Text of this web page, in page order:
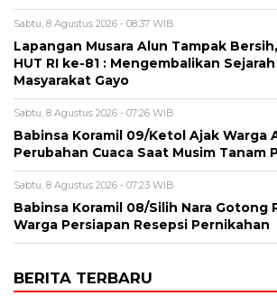
Sabtu, 8 Agustus 2026 - 08:37 WIB
Lapangan Musara Alun Tampak
HUT RI ke-81 : Mengembalikan
Masyarakat Gayo
Sabtu, 8 Agustus 2026 - 07:26 WIB
‎Babinsa Koramil 09/Ketol Ajak Warga
Perubahan Cuaca Saat Musim Tanam
Sabtu, 8 Agustus 2026 - 07:23 WIB
‎Babinsa Koramil 08/Silih Nara Gotong
Warga Persiapan Resepsi Pernikahan
BERITA TERBARU